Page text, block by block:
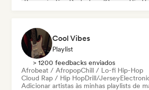
Rap em inglês Deutschrap/German Hip-
Cool Vibes
Playlist
> 1200 feedbacks enviados
Afrobeat / AfropopChill / Lo-fi Hip-Hop
Cloud Rap / Hip HopDrill/Jersey
Adicionar artistas às minhas playlists de